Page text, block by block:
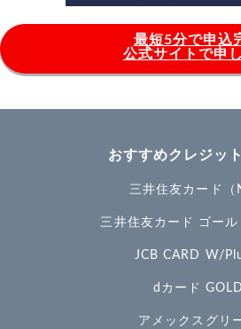
最短5分で申込
公式サイトで申
おすすめクレジッ
三井住友カード（
三井住友カード ゴール
JCB CARD W/
dカード GOLD
アメックスグリ